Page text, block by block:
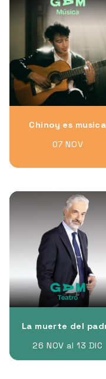
Chinoy es musica
07 NOV
La muerte del
26 NOV al 13 DIC